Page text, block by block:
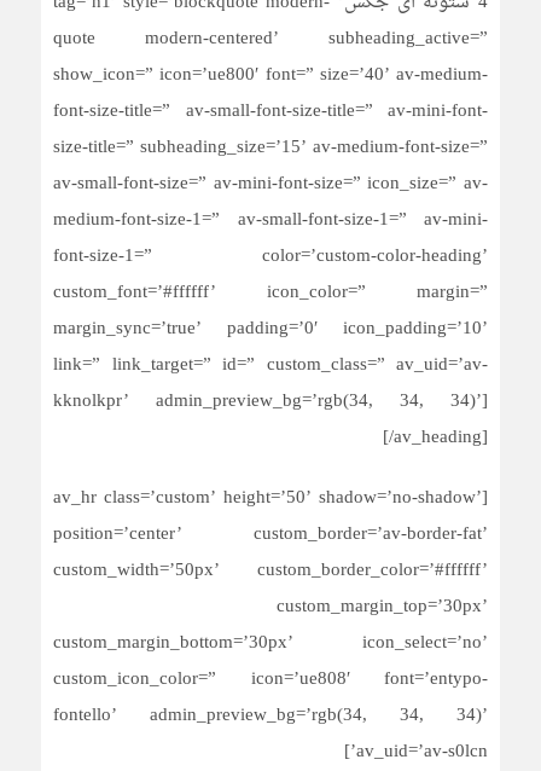
quote modern-centered’ subheading_active=”
show_icon=” icon=’ue800′ font=” size=’40’ av-medium-
font-size-title=” av-small-font-size-title=” av-mini-font-
size-title=” subheading_size=’15’ av-medium-font-size=”
av-small-font-size=” av-mini-font-size=” icon_size=” av-
medium-font-size-1=” av-small-font-size-1=” av-mini-
font-size-1=” color=’custom-color-heading’
custom_font=’#ffffff’ icon_color=” margin=”
margin_sync=’true’ padding=’0′ icon_padding=’10’
link=” link_target=” id=” custom_class=” av_uid=’av-
kknolkpr’ admin_preview_bg=’rgb(34, 34, 34)’]
[/av_heading]
[av_hr class=’custom’ height=’50’ shadow=’no-shadow’
position=’center’ custom_border=’av-border-fat’
custom_width=’50px’ custom_border_color=’#ffffff’
custom_margin_top=’30px’
custom_margin_bottom=’30px’ icon_select=’no’
custom_icon_color=” icon=’ue808′ font=’entypo-
fontello’ admin_preview_bg=’rgb(34, 34, 34)’
av_uid=’av-s0lcn’]